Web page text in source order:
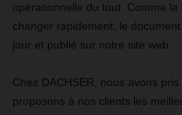
opérationnelle du tout. Comme
changer rapidement, le
jour et publié sur notre site web.
Chez DACHSER, nous avons
proposons à nos clients les